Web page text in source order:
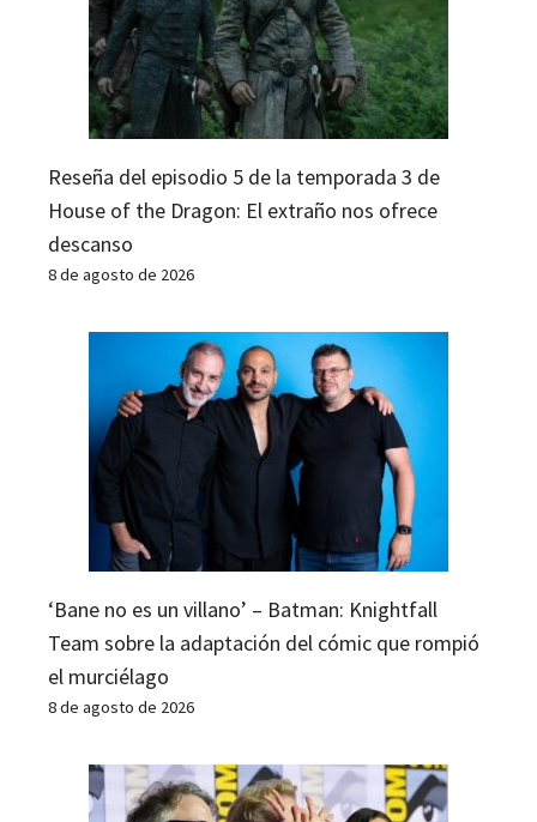
Reseña del episodio 5 de la temporada 3 de
House of the Dragon: El extraño nos ofrece
descanso
8 de agosto de 2026
‘Bane no es un villano’ – Batman: Knightfall
Team sobre la adaptación del cómic que rompió
el murciélago
8 de agosto de 2026